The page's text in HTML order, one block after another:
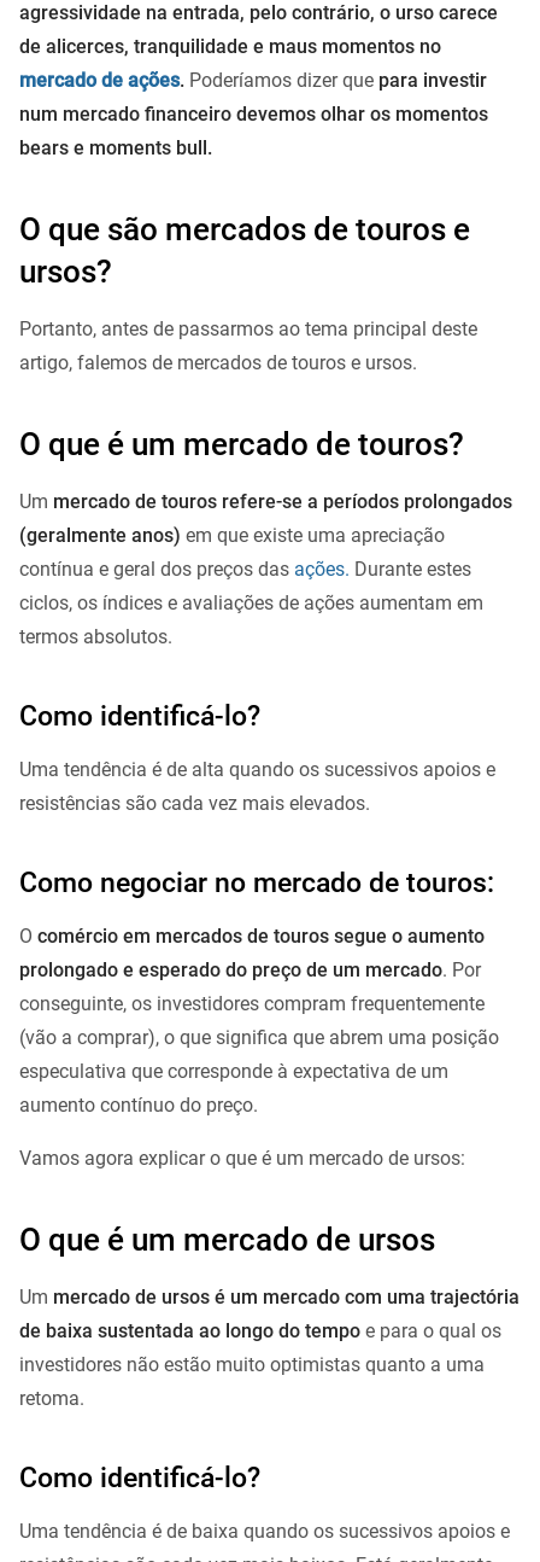
agressividade na entrada, pelo contrário, o urso carece
de alicerces, tranquilidade e maus momentos no
mercado de ações. Poderíamos dizer que para investir
num mercado financeiro devemos olhar os momentos
bears e moments bull.
O que são mercados de touros e
ursos?
Portanto, antes de passarmos ao tema principal deste
artigo, falemos de mercados de touros e ursos.
O que é um mercado de touros?
Um mercado de touros refere-se a períodos prolongados
(geralmente anos) em que existe uma apreciação
contínua e geral dos preços das ações. Durante estes
ciclos, os índices e avaliações de ações aumentam em
termos absolutos.
Como identificá-lo?
Uma tendência é de alta quando os sucessivos apoios e
resistências são cada vez mais elevados.
Como negociar no mercado de touros:
O comércio em mercados de touros segue o aumento
prolongado e esperado do preço de um mercado. Por
conseguinte, os investidores compram frequentemente
(vão a comprar), o que significa que abrem uma posição
especulativa que corresponde à expectativa de um
aumento contínuo do preço.
Vamos agora explicar o que é um mercado de ursos:
O que é um mercado de ursos
Um mercado de ursos é um mercado com uma trajectória
de baixa sustentada ao longo do tempo e para o qual os
investidores não estão muito optimistas quanto a uma
retoma.
Como identificá-lo?
Uma tendência é de baixa quando os sucessivos apoios e